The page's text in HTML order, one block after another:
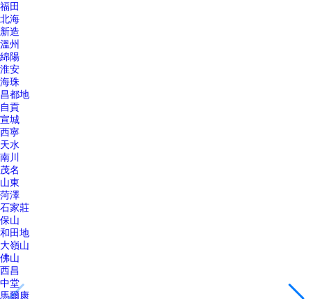
福田
北海
新造
溫州
綿陽
淮安
海珠
昌都地
自貢
宣城
西寧
天水
南川
茂名
山東
菏澤
石家莊
保山
和田地
大嶺山
佛山
西昌
中堂
馬爾康